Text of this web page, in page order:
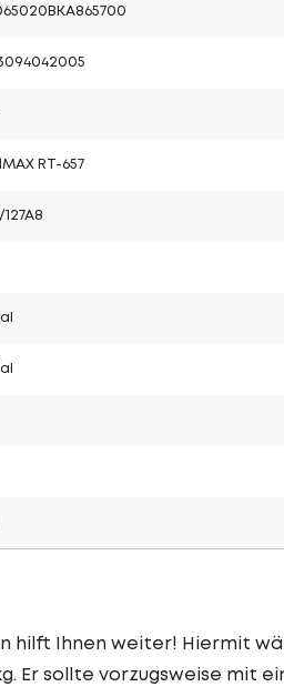
RT-657
127A8
hilft Ihnen weiter! Hiermit
Er sollte vorzugsweise mit